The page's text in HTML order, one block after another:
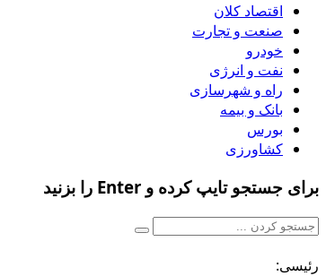
اقتصاد کلان
صنعت و تجارت
خودرو
نفت و انرژی
راه و شهرسازی
بانک و بیمه
بورس
کشاورزی
برای جستجو تایپ کرده و Enter را بزنید
رئیسی: